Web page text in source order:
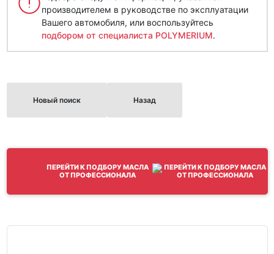
производителем в руководстве по эксплуатации
Вашего автомобиля, или воспользуйтесь
подбором от специалиста POLYMERIUM.
Новый поиск Назад
ПЕРЕЙТИ К ПОДБОРУ МАСЛА
ОТ ПРОФЕССИОНАЛА